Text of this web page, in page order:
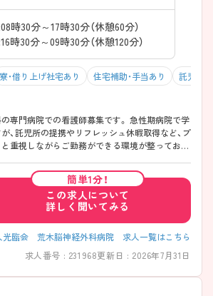
時30分～17時30分（休憩60分）
時30分～09時30分（休憩120分）
寮・借り上げ社宅あり 住宅補助・手当あり 託児所
専門病院での看護師募集です。 急性期病院で学
、託児所の提携やリフレッシュ休暇取得など、プ
重視しながらご勤務ができる環境が整っており
と教育をしていくとともに、脳神経外科独自のラ
丁寧に対応しております。研修制度や勉強会を
のも魅力的なポイントです。 見学からでもご案
興味のある方はぜひお気軽にお問い合わせくだ
簡単1分！
この求人について
詳しく聞いてみる
光臨会 荒木脳神経外科病院 求人一覧はこちら
求人番号 : 231968更新日 : 2026年7月31日